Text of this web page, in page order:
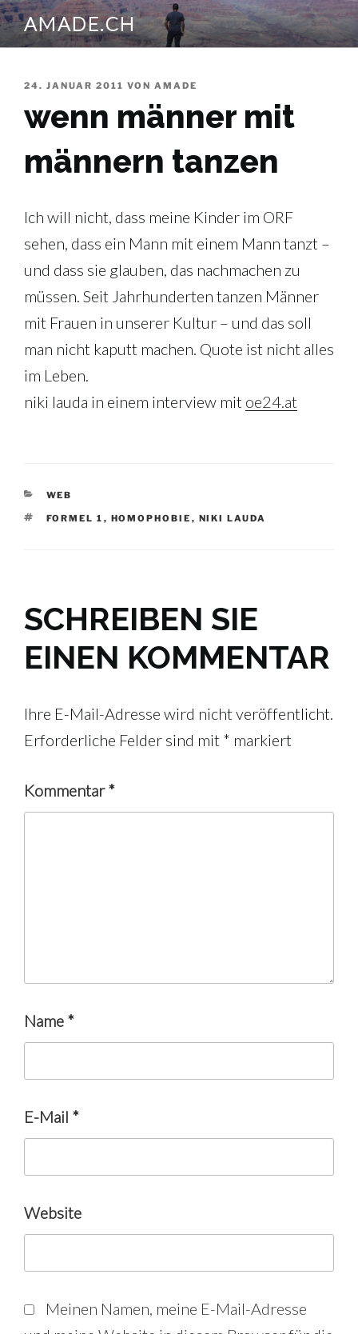
Zum
Inhalt
springen
AMADE.CH
VERÖFFENTLICHT
24. JANUAR 2011 VON AMADE
wenn männer mit
männern tanzen
Ich will nicht, dass meine Kinder im ORF
sehen, dass ein Mann mit einem Mann tanzt –
und dass sie glauben, das nachmachen zu
müssen. Seit Jahrhunderten tanzen Männer
mit Frauen in unserer Kultur – und das soll
man nicht kaputt machen. Quote ist nicht alles
im Leben.
niki lauda in einem interview mit oe24.at
KATEGORIEN
WEB
SCHLAGWÖRTER
FORMEL 1 , HOMOPHOBIE , NIKI LAUDA
SCHREIBEN SIE
EINEN KOMMENTAR
Ihre E-Mail-Adresse wird nicht veröffentlicht.
Erforderliche Felder sind mit * markiert
Kommentar*
Name *
E-Mail *
Website
Meinen Namen, meine E-Mail-Adresse